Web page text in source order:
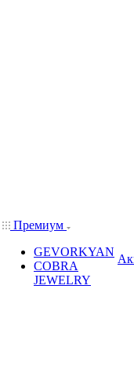
Премиум
GEVORKYAN
COBRA
JEWELRY